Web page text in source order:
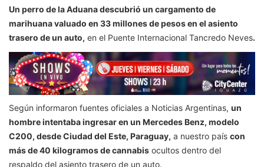
Un perro de la Aduana descubrió un cargamento de
marihuana valuado en 33 millones de pesos en el asiento
trasero de un auto, en el Puente Internacional Tancredo Neves.
Según informaron fuentes oficiales a Noticias Argentinas, un
hombre intentaba ingresar en un Mercedes Benz, modelo
C200, desde Ciudad del Este, Paraguay, a nuestro país con
más de 40 kilogramos de cannabis ocultos dentro del
respaldo del asiento trasero de un auto.